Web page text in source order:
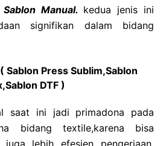
Sablon Manual. kedua jenis ini
signifikan dalam bidang
Sablon Press Sublim,Sablon
DTF )
saat ini jadi primadona pada
bidang textile,karena bisa